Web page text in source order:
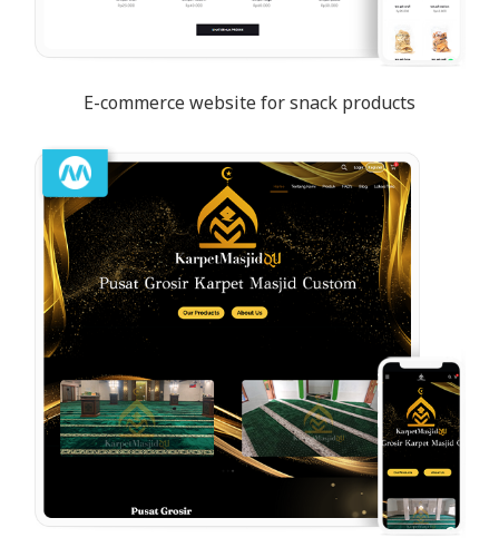
E-commerce website for snack products